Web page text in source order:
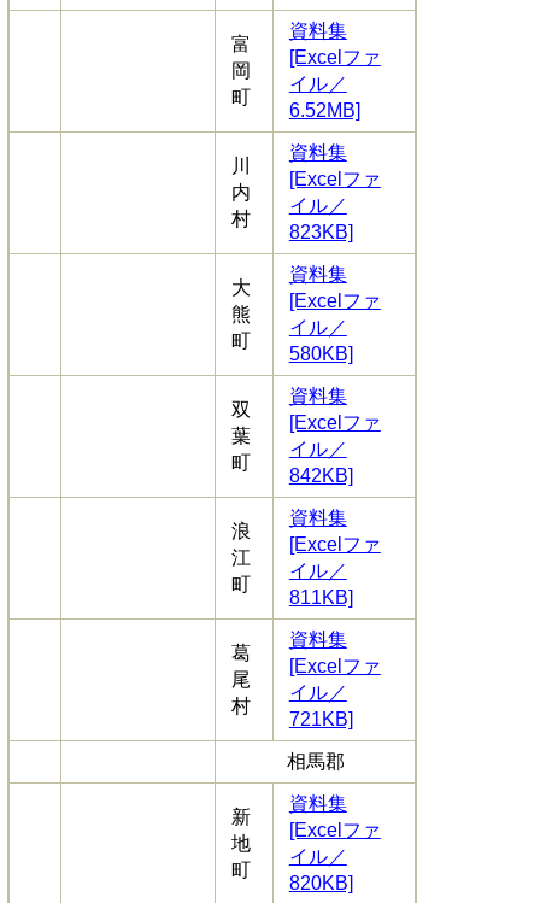
富
岡
町
資料集
[Excelファ
イル／
6.52MB]
川
内
村
資料集
[Excelファ
イル／
823KB]
大
熊
町
資料集
[Excelファ
イル／
580KB]
双
葉
町
資料集
[Excelファ
イル／
842KB]
浪
江
町
資料集
[Excelファ
イル／
811KB]
葛
尾
村
資料集
[Excelファ
イル／
721KB]
相馬郡
新
地
町
資料集
[Excelファ
イル／
820KB]